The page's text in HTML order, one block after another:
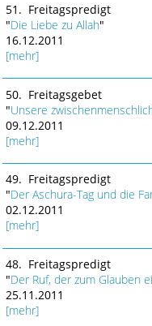
51. Freitagspredigt
"Die Liebe zu Allah"
16.12.2011
[mehr]
50. Freitagsgebet
"Unsere
09.12.2011
[mehr]
49. Freitagspredigt
"Der Aschura-Tag und die
02.12.2011
[mehr]
48. Freitagspredigt
"Der Ruf, der zum Glauben
25.11.2011
[mehr]